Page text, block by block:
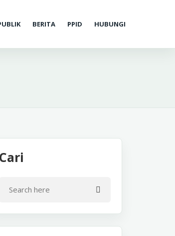
BERITA PPID HUBUNGI
Cari